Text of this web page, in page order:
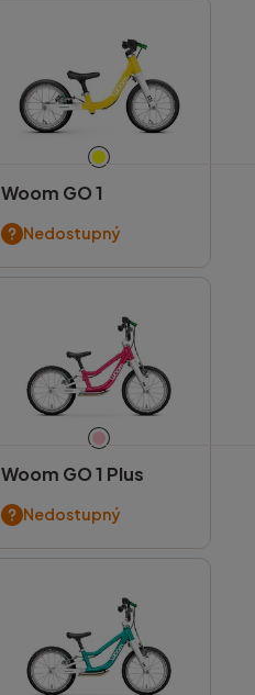
Woom GO 1
Nedostupný
Woom GO 1 Plus
Nedostupný